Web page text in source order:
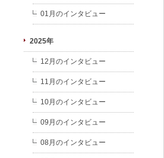
01月のインタビュー
2025年
12月のインタビュー
11月のインタビュー
10月のインタビュー
09月のインタビュー
08月のインタビュー